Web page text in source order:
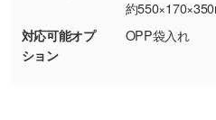
・持っているデータの背
しの作り方が分からない
印刷したいデータが印刷
約
対応可能オプ
ション
OPP袋入れ